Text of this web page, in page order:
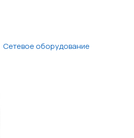
Сетевое оборудование